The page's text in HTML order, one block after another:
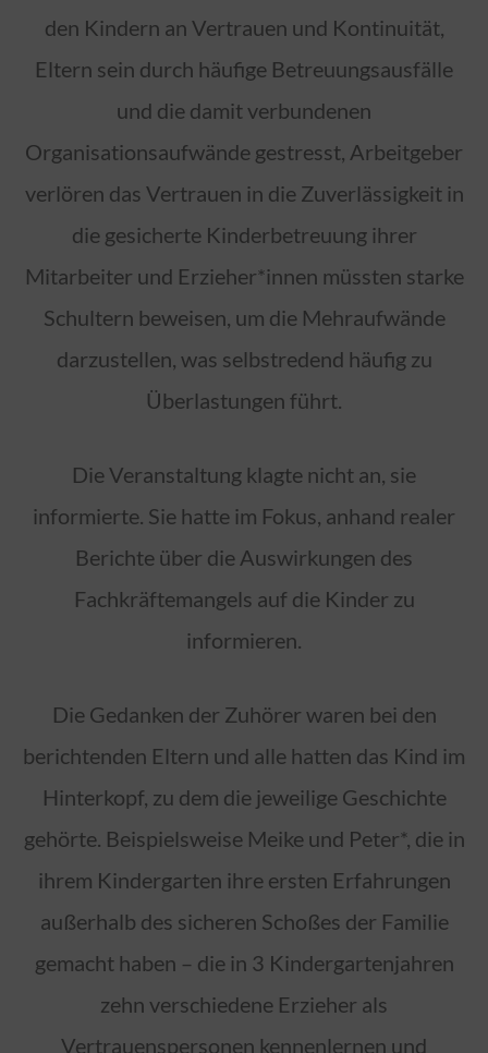
den Kindern an Vertrauen und Kontinuität,
Eltern sein durch häufige Betreuungsausfälle
und die damit verbundenen
Organisationsaufwände gestresst, Arbeitgeber
verlören das Vertrauen in die Zuverlässigkeit in
die gesicherte Kinderbetreuung ihrer
Mitarbeiter und Erzieher*innen müssten starke
Schultern beweisen, um die Mehraufwände
darzustellen, was selbstredend häufig zu
Überlastungen führt.
Die Veranstaltung klagte nicht an, sie
informierte. Sie hatte im Fokus, anhand realer
Berichte über die Auswirkungen des
Fachkräftemangels auf die Kinder zu
informieren.
Die Gedanken der Zuhörer waren bei den
berichtenden Eltern und alle hatten das Kind im
Hinterkopf, zu dem die jeweilige Geschichte
gehörte. Beispielsweise Meike und Peter*, die in
ihrem Kindergarten ihre ersten Erfahrungen
außerhalb des sicheren Schoßes der Familie
gemacht haben – die in 3 Kindergartenjahren
zehn verschiedene Erzieher als
Vertrauenspersonen kennenlernen und